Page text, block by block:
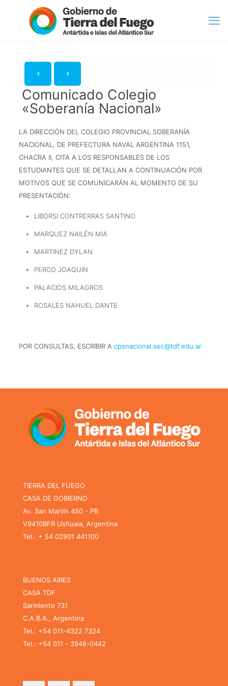
Comunicado Colegio
«Soberanía Nacional»
LA DIRECCIÓN DEL COLEGIO PROVINCIAL SOBERANÍA
NACIONAL, DE PREFECTURA NAVAL ARGENTINA 1151,
CHACRA II, CITA A LOS RESPONSABLES DE LOS
ESTUDIANTES QUE SE DETALLAN A CONTINUACIÓN POR
MOTIVOS QUE SE COMUNICARÁN AL MOMENTO DE SU
PRESENTACIÓN:
LIBORSI CONTRERRAS SANTINO
MARQUEZ NAILÉN MIA
MARTINEZ DYLAN
PERCO JOAQUIN
PALACIOS MILAGROS
ROSALES NAHUEL DANTE
POR CONSULTAS, ESCRIBIR A cpsnacional.sec@tdf.edu.ar
TIERRA DEL FUEGO
CASA DE GOBIERNO
Av. San Martín 450 - PB
V9410BFR Ushuaia, Argentina
Tel.: + 54 02901 441100
BUENOS AIRES
CASA TDF
Sarmiento 731
C.A.B.A., Argentina
Tel.: +54 011-4322 7324
Tel.: +54 011 - 3948-0442